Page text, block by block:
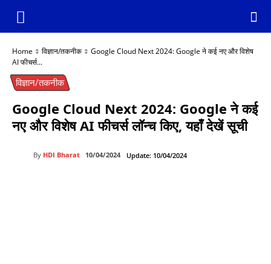
Home विज्ञान/तकनीक
Google Cloud Next 2024: Google ने कई नए और विशेष
AI फीचर्स...
विज्ञान/तकनीक
Google Cloud Next 2024: Google ने कई
नए और विशेष AI फीचर्स लॉन्च किए, यहाँ देखें सूची
By HDI Bharat 10/04/2024 Update: 10/04/2024